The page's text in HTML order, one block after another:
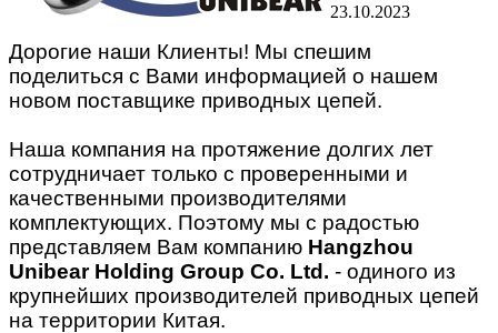
23.10.2023
Дорогие наши Клиенты! Мы спешим
поделиться с Вами информацией о нашем
новом поставщике приводных цепей.
Наша компания на протяжение долгих лет
сотрудничает только с проверенными и
качественными производителями
комплектующих. Поэтому мы с радостью
представляем Вам компанию Hangzhou
Unibear Holding Group Co. Ltd. - одиного из
крупнейших производителей приводных цепей
на территории Китая.